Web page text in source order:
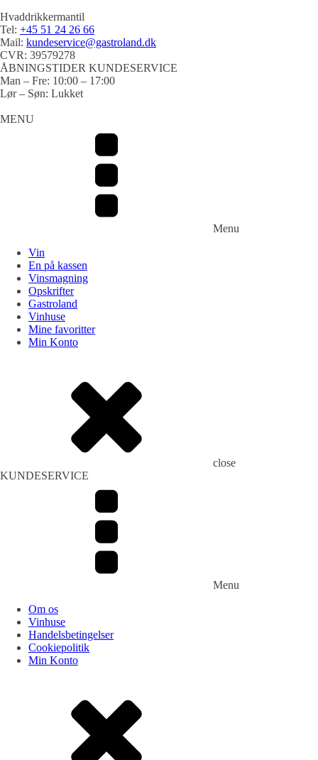
Hvaddrikkermantil
Tel: +45 51 24 26 66
Mail: kundeservice@gastroland.dk
CVR: 39579278
ÅBNINGSTIDER KUNDESERVICE
Man – Fre: 10:00 – 17:00
Lør – Søn: Lukket
MENU
Menu
Vin
En på kassen
Vinsmagning
Opskrifter
Gastroland
Vinhuse
Mine favoritter
Min Konto
close
KUNDESERVICE
Menu
Om os
Vinhuse
Handelsbetingelser
Cookiepolitik
Min Konto